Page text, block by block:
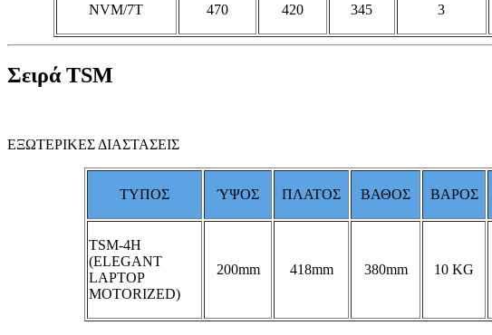
NVM/7T 470 420 345 3
Σειρά TSM
ΕΞΩΤΕΡΙΚΕΣ ΔΙΑΣΤΑΣΕΙΣ
ΤΥΠΟΣ ΎΨΟΣ ΠΛΑΤΟΣ ΒΑΘΟΣ ΒΑΡΟΣ
TSM-4H
(ELEGANT
LAPTOP
MOTORIZED)
200mm 418mm 380mm 10 KG